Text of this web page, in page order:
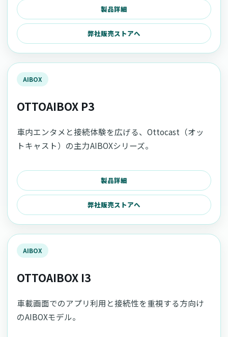
製品詳細
弊社販売ストアへ
AIBOX
OTTOAIBOX P3
車内エンタメと接続体験を広げる、Ottocast（オッ
トキャスト）の主力AIBOXシリーズ。
製品詳細
弊社販売ストアへ
AIBOX
OTTOAIBOX I3
車載画面でのアプリ利用と接続性を重視する方向け
のAIBOXモデル。